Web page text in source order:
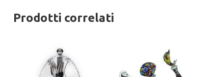
Prodotti correlati